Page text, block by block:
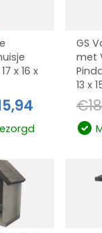
x 16 x
Huidige
prijs
GS
met
13 x
€